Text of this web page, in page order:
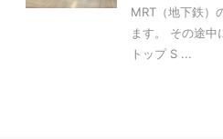
MRT（地下鉄）
ます。 その途
トップ S ...